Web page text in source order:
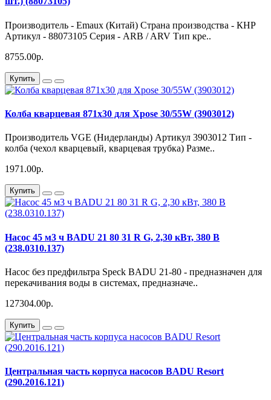
Производитель - Emaux (Китай) Страна производства - КНР
Артикул - 88073105 Серия - ARB / ARV Тип кре..
8755.00р.
Купить
Колба кварцевая 871x30 для Xpose 30/55W (3903012)
Производитель VGE (Нидерланды) Артикул 3903012 Тип -
колба (чехол кварцевый, кварцевая трубка) Разме..
1971.00р.
Купить
Насос 45 м3 ч BADU 21 80 31 R G, 2,30 кВт, 380 В
(238.0310.137)
Насос без предфильтра Speck BADU 21-80 - предназначен для
перекачивания воды в системах, предназначе..
127304.00р.
Купить
Центральная часть корпуса насосов BADU Resort
(290.2016.121)